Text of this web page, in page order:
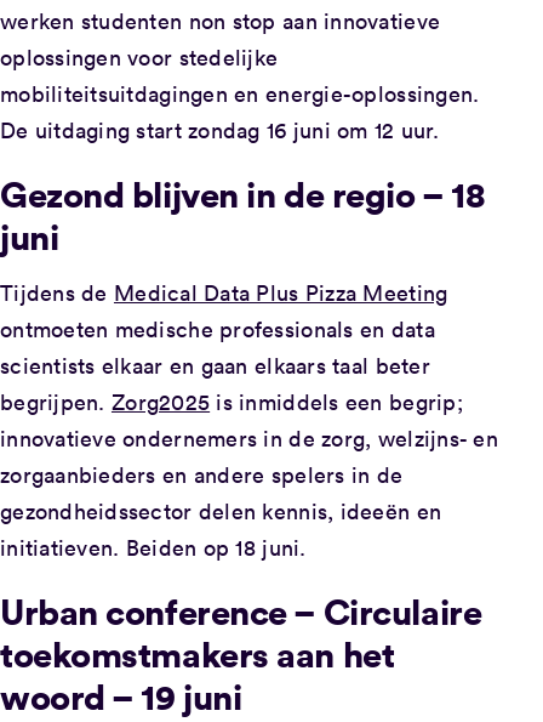
werken studenten non stop aan innovatieve
oplossingen voor stedelijke
mobiliteitsuitdagingen en energie-oplossingen.
De uitdaging start zondag 16 juni om 12 uur.
Gezond blijven in de regio – 18
juni
Tijdens de Medical Data Plus Pizza Meeting
ontmoeten medische professionals en data
scientists elkaar en gaan elkaars taal beter
begrijpen. Zorg2025 is inmiddels een begrip;
innovatieve ondernemers in de zorg, welzijns- en
zorgaanbieders en andere spelers in de
gezondheidssector delen kennis, ideeën en
initiatieven. Beiden op 18 juni.
Urban conference – Circulaire
toekomstmakers aan het
woord – 19 juni